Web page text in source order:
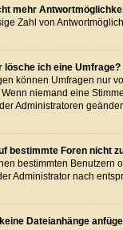
mehr
Zahl von
lösche ich eine Umfrage?
können Umfragen nur
niemand eine
Administratoren
bestimmte Foren nicht
bestimmten
Administrator nach
Dateianhänge